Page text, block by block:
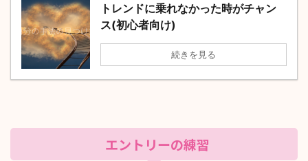
トレンドに乗れなかった時がチャン
ス(初心者向け)
続きを見る
エントリーの練習